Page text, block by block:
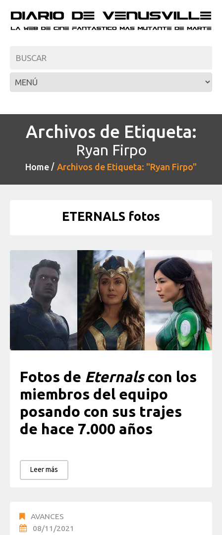
Archivos de Etiqueta:
Ryan Firpo
Home Archivos de Etiqueta: "Ryan Firpo"
ETERNALS fotos
Fotos de Eternalscon los
miembros del equipo
posando con sus trajes
de hace 7.000 años
Leer más
AVANCES
08/11/2021